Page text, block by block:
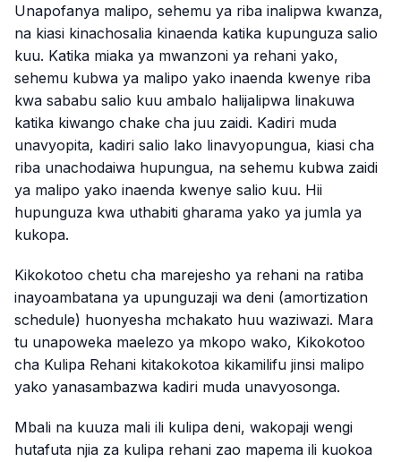
Unapofanya malipo, sehemu ya riba inalipwa kwanza,
na kiasi kinachosalia kinaenda katika kupunguza salio
kuu. Katika miaka ya mwanzoni ya rehani yako,
sehemu kubwa ya malipo yako inaenda kwenye riba
kwa sababu salio kuu ambalo halijalipwa linakuwa
katika kiwango chake cha juu zaidi. Kadiri muda
unavyopita, kadiri salio lako linavyopungua, kiasi cha
riba unachodaiwa hupungua, na sehemu kubwa zaidi
ya malipo yako inaenda kwenye salio kuu. Hii
hupunguza kwa uthabiti gharama yako ya jumla ya
kukopa.
Kikokotoo chetu cha marejesho ya rehani na ratiba
inayoambatana ya upunguzaji wa deni (amortization
schedule) huonyesha mchakato huu waziwazi. Mara
tu unapoweka maelezo ya mkopo wako, Kikokotoo
cha Kulipa Rehani kitakokotoa kikamilifu jinsi malipo
yako yanasambazwa kadiri muda unavyosonga.
Mbali na kuuza mali ili kulipa deni, wakopaji wengi
hutafuta njia za kulipa rehani zao mapema ili kuokoa